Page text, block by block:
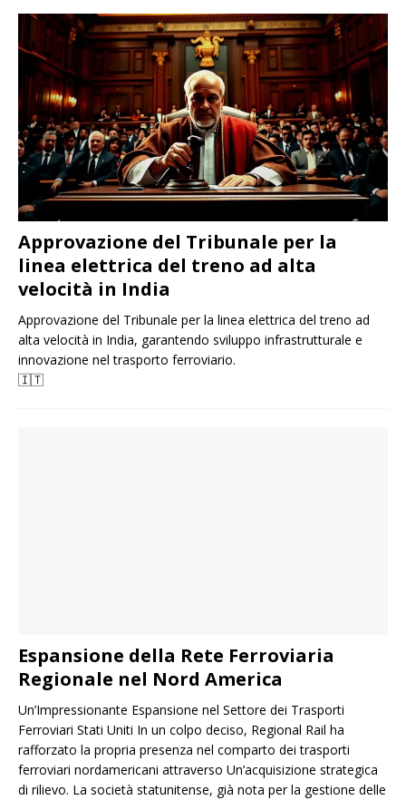
Approvazione del Tribunale per la
linea elettrica del treno ad alta
velocità in India
Approvazione del Tribunale per la linea elettrica del treno ad
alta velocità in India, garantendo sviluppo infrastrutturale e
innovazione nel trasporto ferroviario.
🇮🇹
Espansione della Rete Ferroviaria
Regionale nel Nord America
Un’Impressionante Espansione nel Settore dei Trasporti
Ferroviari Stati Uniti In un colpo deciso, Regional Rail ha
rafforzato la propria presenza nel comparto dei trasporti
ferroviari nordamericani attraverso Un’acquisizione strategica
di rilievo. La società statunitense, già nota per la gestione delle